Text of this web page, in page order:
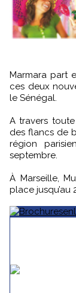
Marmara part en campagne jusqu’au 26 septembre avec
ces deux
le Sénégal.
A travers
des flancs de
région
septembre.
À Marseille,
place jusqu’au